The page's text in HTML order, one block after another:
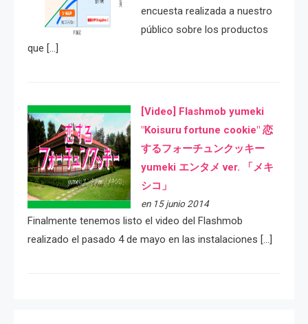
encuesta realizada a nuestro
público sobre los productos
que […]
[Video] Flashmob yumeki
"Koisuru fortune cookie" 恋
するフォーチュンクッキー
yumeki エンタメ ver. 「メキ
シコ」
en 15 junio 2014
Finalmente tenemos listo el video del Flashmob
realizado el pasado 4 de mayo en las instalaciones […]